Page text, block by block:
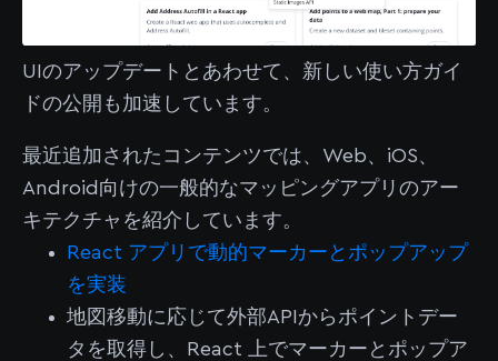
UIのアップデートとあわせて、新しい使い方ガイ
ドの公開も加速しています。
最近追加されたコンテンツでは、Web、iOS、
Android向けの一般的なマッピングアプリのアー
キテクチャを紹介しています。
React アプリで動的マーカーとポップアップ
を実装
地図移動に応じて外部APIからポイントデー
タを取得し、React 上でマーカーとポップア